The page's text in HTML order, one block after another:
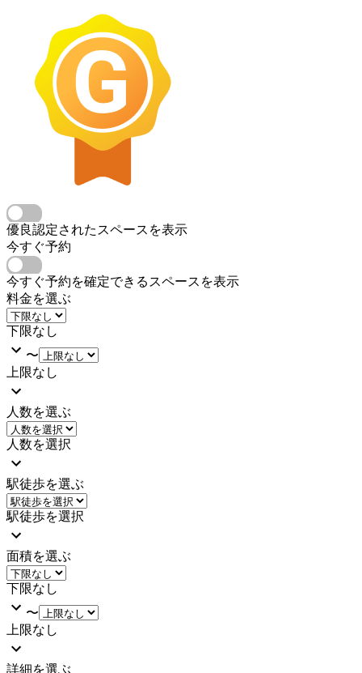
優良認定されたスペースを表示
今すぐ予約
今すぐ予約を確定できるスペースを表示
料金を選ぶ
下限なし
〜
上限なし
人数を選ぶ
人数を選択
駅徒歩を選ぶ
駅徒歩を選択
面積を選ぶ
下限なし
〜
上限なし
詳細を選ぶ